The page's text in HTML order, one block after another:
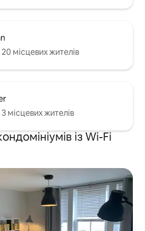
місцевих жителів
місцевих жителів
із Wi-Fi